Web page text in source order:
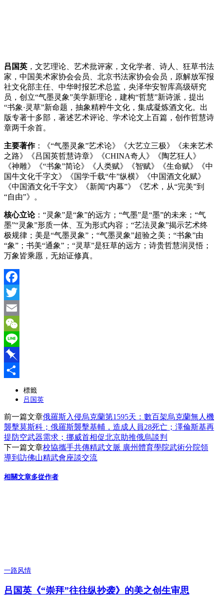
吕国英 ，文艺理论、艺术批评家，文化学者、诗人、狂草书法
家，中国美术家协会会员、北京书法家协会会员，原解放军报
社文化部主任、中华时报艺术总监，央泽华安智库高级研究
员，创立“气墨灵象”美学新理论，建构“哲慧”新诗派，提出
“书象·灵草”新命题，抽象精粹牛文化，集成凝炼酒文化。出
版专著十多部，著述艺术评论、学术论文上百篇，创作哲慧诗
章两千余首。
主要著作：《“气墨灵象”艺术论》《大艺立三极》《未来艺术
之路》《吕国英哲慧诗章》《CHINA奇人》《陶艺狂人》
《神雕》《“书象”简论》《人类赋》《智赋》《生命赋》《中
国牛文化千字文》《国学千载“牛”纵横》《中国酒文化赋》
《中国酒文化千字文》《新闻“内幕”》《艺术，从“完美”到
“自由”》。
核心立论：“灵象”是“象”的远方；“气墨”是“墨”的未来；“气
墨”“灵象”形质一体、互为形式内容；“艺法灵象”揭示艺术终
极规律；美是“气墨灵象”；“气墨灵象”超验之美；“书象”由
“象”；书美“通象”；“灵草”是狂草的远方；诗贵哲慧润灵悟；
万象皆乘愿，无始证修真。
Facebook
Twitter
Email
WeChat
Line
Pinboard
標籤
吕国英
前一篇文章俄羅斯入侵烏克蘭第1595天：數百架烏克蘭無人機
襲擊莫斯科；俄羅斯襲擊基輔，造成人員28死亡；澤倫斯基再
提防空武器需求；挪威首相促北京助推俄烏談判
下一篇文章校協攜手共傳精武文脈 廣州體育學院武術分院領
導到訪佛山精武會座談交流
相關文章多從作者
一路风情
吕国英《“崇拜”往往纵抄袭》的美之创生审思